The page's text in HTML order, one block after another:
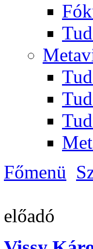
Főmenü
előadó